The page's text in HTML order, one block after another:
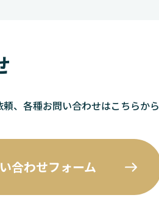
、各種お問い合わせはこちらから
合わせフォーム